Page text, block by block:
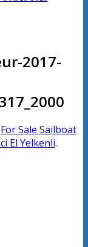
2017-
For Sale Sailboat
El Yelkenli.